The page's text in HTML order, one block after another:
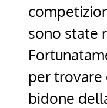
sono state
per trovare
bidone